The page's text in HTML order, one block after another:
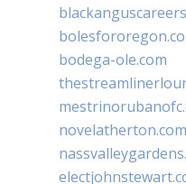
bodega-ole.com
novelatherton.com